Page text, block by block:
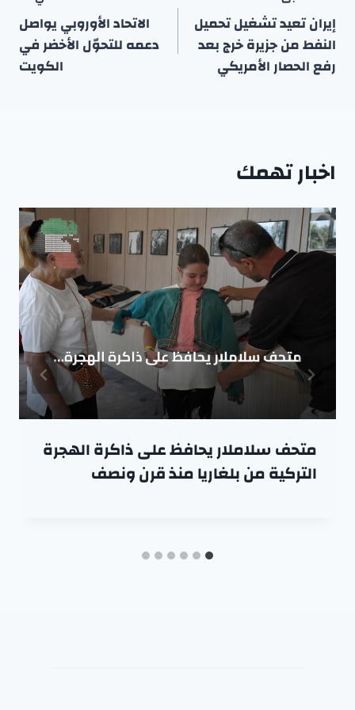
المقالات
إيران تعيد تشغيل تحميل
النفط من جزيرة خرج بعد
رفع الحصار الأمريكي
الاتحاد الأوروبي يواصل
دعمه للتحوّل الأخضر في
الكويت
اخبار تهمك
متحف سلاملار يحافظ على ذاكرة الهجرة
التركية من بلغاريا منذ قرن ونصف